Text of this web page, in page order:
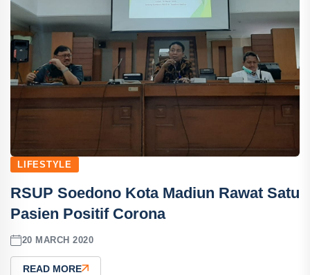
LIFESTYLE
RSUP Soedono Kota Madiun Rawat Satu
Pasien Positif Corona
20 MARCH 2020
READ MORE